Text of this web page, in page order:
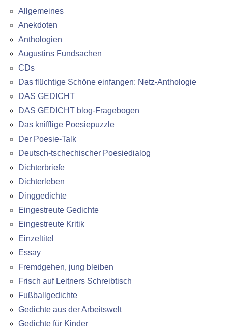
Allgemeines
Anekdoten
Anthologien
Augustins Fundsachen
CDs
Das flüchtige Schöne einfangen: Netz-Anthologie
DAS GEDICHT
DAS GEDICHT blog-Fragebogen
Das knifflige Poesiepuzzle
Der Poesie-Talk
Deutsch-tschechischer Poesiedialog
Dichterbriefe
Dichterleben
Dinggedichte
Eingestreute Gedichte
Eingestreute Kritik
Einzeltitel
Essay
Fremdgehen, jung bleiben
Frisch auf Leitners Schreibtisch
Fußballgedichte
Gedichte aus der Arbeitswelt
Gedichte für Kinder